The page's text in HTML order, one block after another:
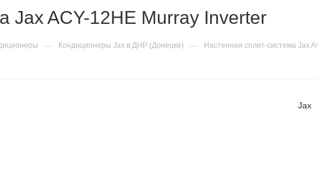
Jax ACY-12HE Murray Inverter
— Кондиционеры Jax в ДНР (Донецке) — Настенная сплит-система Jax
Jax